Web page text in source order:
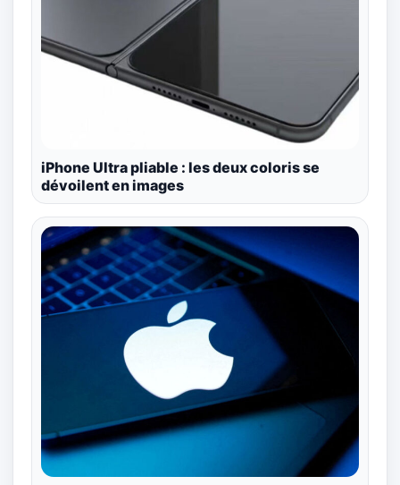
iPhone Ultra pliable : les deux coloris se
dévoilent en images